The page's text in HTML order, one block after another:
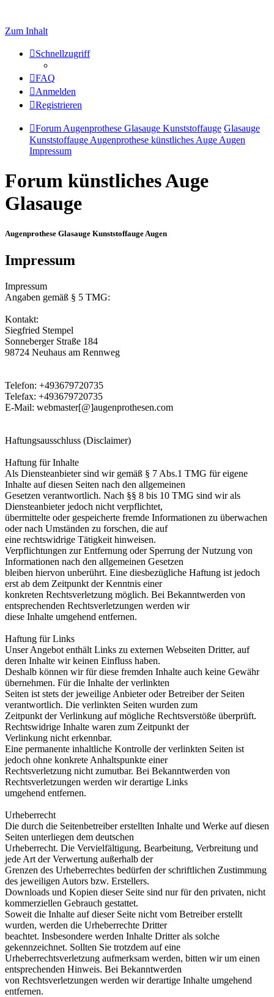
Zum Inhalt
Schnellzugriff
FAQ
Anmelden
Registrieren
Forum Augenprothese Glasauge Kunststoffauge Glasauge
Kunststoffauge Augenprothese künstliches Auge Augen
Impressum
Forum künstliches Auge
Glasauge
Augenprothese Glasauge Kunststoffauge Augen
Impressum
Impressum
Angaben gemäß § 5 TMG:
Kontakt:
Siegfried Stempel
Sonneberger Straße 184
98724 Neuhaus am Rennweg
Telefon: +493679720735
Telefax: +493679720735
E-Mail: webmaster[@]augenprothesen.com
Haftungsausschluss (Disclaimer)
Haftung für Inhalte
Als Diensteanbieter sind wir gemäß § 7 Abs.1 TMG für eigene
Inhalte auf diesen Seiten nach den allgemeinen
Gesetzen verantwortlich. Nach §§ 8 bis 10 TMG sind wir als
Diensteanbieter jedoch nicht verpflichtet,
übermittelte oder gespeicherte fremde Informationen zu überwachen
oder nach Umständen zu forschen, die auf
eine rechtswidrige Tätigkeit hinweisen.
Verpflichtungen zur Entfernung oder Sperrung der Nutzung von
Informationen nach den allgemeinen Gesetzen
bleiben hiervon unberührt. Eine diesbezügliche Haftung ist jedoch
erst ab dem Zeitpunkt der Kenntnis einer
konkreten Rechtsverletzung möglich. Bei Bekanntwerden von
entsprechenden Rechtsverletzungen werden wir
diese Inhalte umgehend entfernen.
Haftung für Links
Unser Angebot enthält Links zu externen Webseiten Dritter, auf
deren Inhalte wir keinen Einfluss haben.
Deshalb können wir für diese fremden Inhalte auch keine Gewähr
übernehmen. Für die Inhalte der verlinkten
Seiten ist stets der jeweilige Anbieter oder Betreiber der Seiten
verantwortlich. Die verlinkten Seiten wurden zum
Zeitpunkt der Verlinkung auf mögliche Rechtsverstöße überprüft.
Rechtswidrige Inhalte waren zum Zeitpunkt der
Verlinkung nicht erkennbar.
Eine permanente inhaltliche Kontrolle der verlinkten Seiten ist
jedoch ohne konkrete Anhaltspunkte einer
Rechtsverletzung nicht zumutbar. Bei Bekanntwerden von
Rechtsverletzungen werden wir derartige Links
umgehend entfernen.
Urheberrecht
Die durch die Seitenbetreiber erstellten Inhalte und Werke auf diesen
Seiten unterliegen dem deutschen
Urheberrecht. Die Vervielfältigung, Bearbeitung, Verbreitung und
jede Art der Verwertung außerhalb der
Grenzen des Urheberrechtes bedürfen der schriftlichen Zustimmung
des jeweiligen Autors bzw. Erstellers.
Downloads und Kopien dieser Seite sind nur für den privaten, nicht
kommerziellen Gebrauch gestattet.
Soweit die Inhalte auf dieser Seite nicht vom Betreiber erstellt
wurden, werden die Urheberrechte Dritter
beachtet. Insbesondere werden Inhalte Dritter als solche
gekennzeichnet. Sollten Sie trotzdem auf eine
Urheberrechtsverletzung aufmerksam werden, bitten wir um einen
entsprechenden Hinweis. Bei Bekanntwerden
von Rechtsverletzungen werden wir derartige Inhalte umgehend
entfernen.